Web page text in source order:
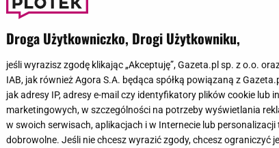
Droga Użytkowniczko, Drogi Użytkowniku,
jeśli wyrazisz zgodę klikając „Akceptuję”, Gazeta.pl sp. z o.o.
IAB, jak również Agora S.A. będąca spółką powiązaną z
jak adresy IP, adresy e-mail czy identyfikatory plików cookie lub
marketingowych, w szczególności na potrzeby wyświetlania
w swoich serwisach, aplikacjach i w Internecie lub
dobrowolne. Jeśli nie chcesz wyrazić zgody, chcesz ograniczyć